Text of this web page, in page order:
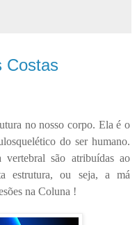
Costas
no nosso corpo. Ela é o
do ser humano.
são atribuídas ao
estrutura, ou seja, a má
na Coluna !